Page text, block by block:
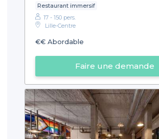
Restaurant immersif
17 - 150 pers.
Lille-Centre
€€ Abordable
Faire une demande